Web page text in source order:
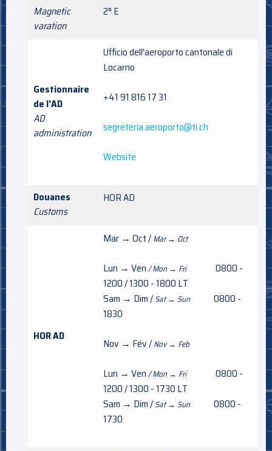
Magnetic
varation
2° E
Gestionnaire
de l'AD
AD
administration
Ufficio dell'aeroporto cantonale di
Locarno
+41 91 816 17 31
segreteria.aeroporto@ti.ch
Website
Douanes
Customs
HOR AD
HOR AD
Mar → Oct /Mar → Oct
Lun → Ven/ Mon → Fri 0800 -
1200 / 1300 - 1800 LT
Sam → Dim /Sat → Sun
0800 -
1830
Nov → Fév /Nov → Feb
Lun → Ven/ Mon → Fri 0800 -
1200 / 1300 - 1730 LT
Sam → Dim /Sat → Sun
0800 -
1730